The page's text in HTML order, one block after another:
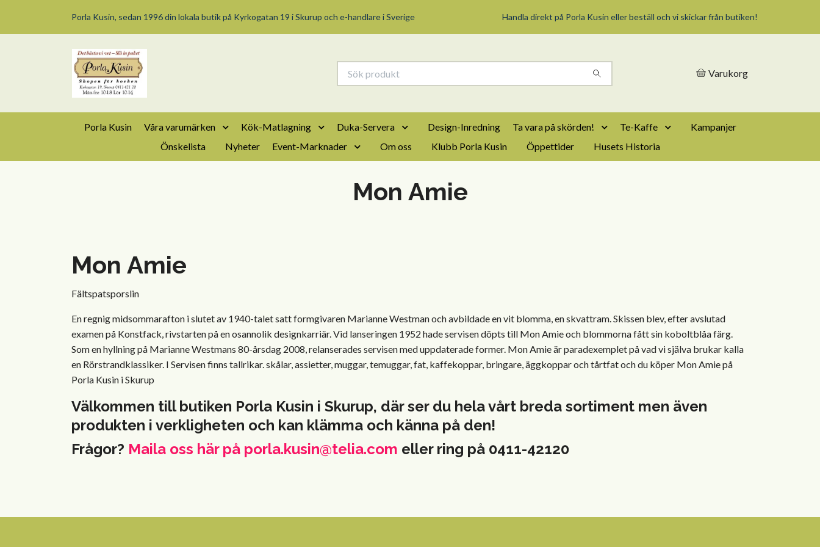
Porla Kusin, sedan 1996 din lokala butik på Kyrkogatan 19 i Skurup och e-handlare i Sverige Handla direkt på Porla Kusin eller beställ och vi skickar från butiken!
Varukorg
Porla Kusin Våra varumärken Kök-Matlagning Duka-Servera Design-Inredning Ta vara på skörden! Te-Kaffe
Kampanjer
Önskelista
Nyheter Event-Marknader Om oss Klubb Porla Kusin Öppettider Husets Historia
Mon Amie
Mon Amie
Fältspatsporslin
En regnig midsommarafton i slutet av 1940-talet satt formgivaren Marianne Westman och avbildade en vit blomma, en skvattram. Skissen blev, efter avslutad
examen på Konstfack, rivstarten på en osannolik designkarriär. Vid lanseringen 1952 hade servisen döpts till Mon Amie och blommorna fått sin koboltblåa färg.
Som en hyllning på Marianne Westmans 80-årsdag 2008, relanserades servisen med uppdaterade former. Mon Amie är paradexemplet på vad vi själva brukar kalla
en Rörstrandklassiker. I Servisen finns tallrikar. skålar, assietter, muggar, temuggar, fat, kaffekoppar, bringare, äggkoppar och tårtfat och du köper Mon Amie på
Porla Kusin i Skurup
Välkommen till butiken Porla Kusin i Skurup, där ser du hela vårt breda sortiment men även
produkten i verkligheten och kan klämma och känna på den!
Frågor? Maila oss här på porla.kusin@telia.com eller ring på 0411-42120